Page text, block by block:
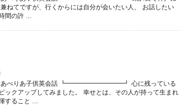
ねてですが、行くからには自分が会いたい人、 お話したい
間の許 ...
あ子供英会話 ┗━━━━━━━━━┛ 心に残っている
ックアップしてみました。 幸せとは、その人が持って生まれ
すること ...